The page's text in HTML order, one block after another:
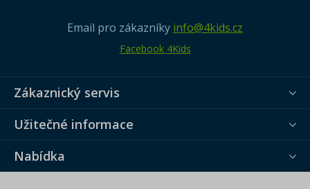
Email pro zákazníky info@4kids.cz
Facebook 4Kids
Zákaznický servis
Užitečné informace
Nabídka